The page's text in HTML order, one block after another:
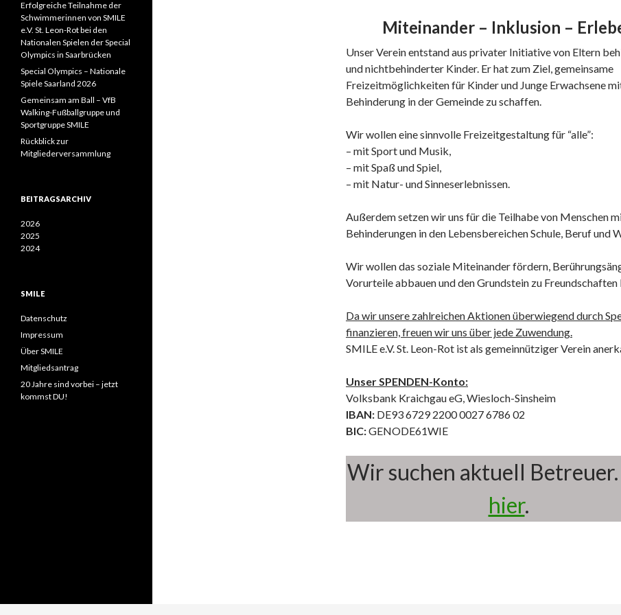
Miteinander – Inklusion –
Unser Verein entstand aus privater Initiative von Eltern
und nichtbehinderter Kinder. Er hat zum Ziel, gemeinsame
Freizeitmöglichkeiten für Kinder und Junge Erwachsene
Behinderung in der Gemeinde zu schaffen.
Wir wollen eine sinnvolle Freizeitgestaltung für “alle”:
– mit Sport und Musik,
– mit Spaß und Spiel,
– mit Natur- und Sinneserlebnissen.
Außerdem setzen wir uns für die Teilhabe von Menschen
Behinderungen in den Lebensbereichen Schule, Beruf und
Wir wollen das soziale Miteinander fördern,
Vorurteile abbauen und den Grundstein zu Freundschaften
Da wir unsere zahlreichen Aktionen überwiegend durch
finanzieren, freuen wir uns über jede Zuwendung.
SMILE e.V. St. Leon-Rot ist als gemeinnütziger Verein
Unser SPENDEN-Konto:
Volksbank Kraichgau eG, Wiesloch-Sinsheim
IBAN: DE93 6729 2200 0027 6786 02
BIC:GENODE61WIE
Wir suchen aktuell
hier.
Erfolgreiche Teilnahme der
Schwimmerinnen von SMILE
e.V. St. Leon-Rot bei den
Nationalen Spielen der Special
Olympics in Saarbrücken
Special Olympics – Nationale
Spiele Saarland 2026
Gemeinsam am Ball – VfB
Walking-Fußballgruppe und
Sportgruppe SMILE
Rückblick zur
Mitgliederversammlung
BEITRAGSARCHIV
2026
2025
2024
SMILE
Datenschutz
Impressum
Über SMILE
Mitgliedsantrag
20 Jahre sind vorbei – jetzt
kommst DU!